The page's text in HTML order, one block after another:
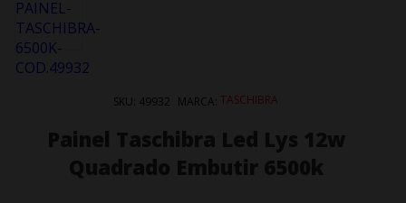
SKU: 49932 MARCA: TASCHIBRA